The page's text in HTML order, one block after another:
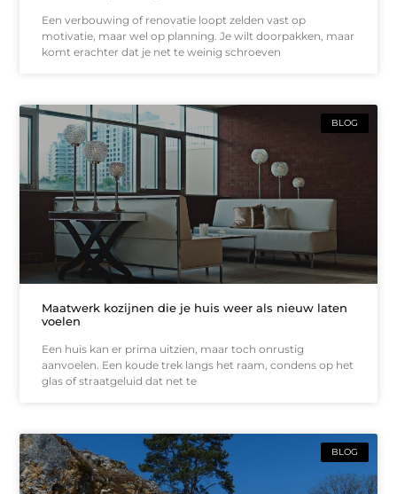
Een verbouwing of renovatie loopt zelden vast op
motivatie, maar wel op planning. Je wilt doorpakken, maar
komt erachter dat je net te weinig schroeven
BLOG
Maatwerk kozijnen die je huis weer als nieuw laten
voelen
Een huis kan er prima uitzien, maar toch onrustig
aanvoelen. Een koude trek langs het raam, condens op het
glas of straatgeluid dat net te
BLOG